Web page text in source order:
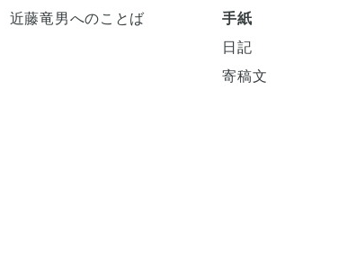
近藤竜男へのことば
手紙
日記
寄稿文